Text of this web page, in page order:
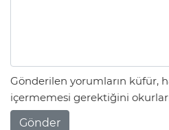
Gönderilen yorumların küfür,
içermemesi gerektiğini
Gönder